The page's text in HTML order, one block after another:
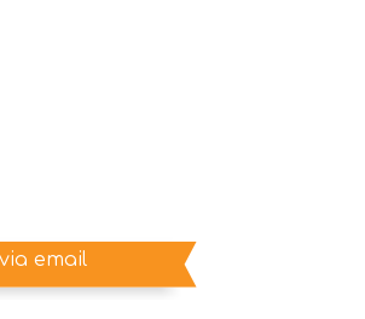
email